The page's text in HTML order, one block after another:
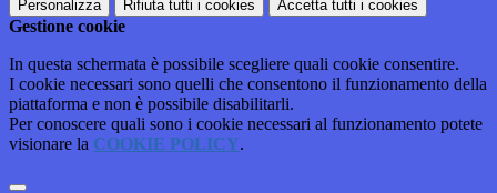
Personalizza Rifiuta tutti i cookies Accetta tutti i cookies
Gestione cookie
In questa schermata è possibile scegliere quali cookie consentire.
I cookie necessari sono quelli che consentono il funzionamento della
piattaforma e non è possibile disabilitarli.
Per conoscere quali sono i cookie necessari al funzionamento potete
visionare la COOKIE POLICY.